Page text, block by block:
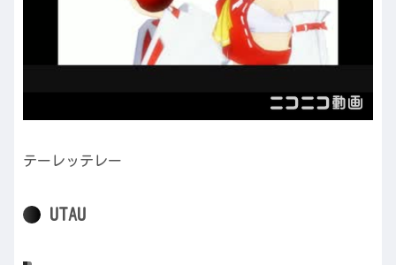
テーレッテレー
UTAU